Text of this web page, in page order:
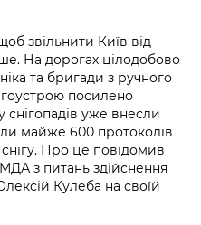
що
КМВА
громадян
міста
ділянки
доступом
та
анонси від
/
запит /
звільнити Київ від
На дорогах цілодобово
та бригади з ручного
посилено
снігопадів уже внесли
майже 600 протоколів
Про це повідомив
з питань здійснення
Кулеба на своїй